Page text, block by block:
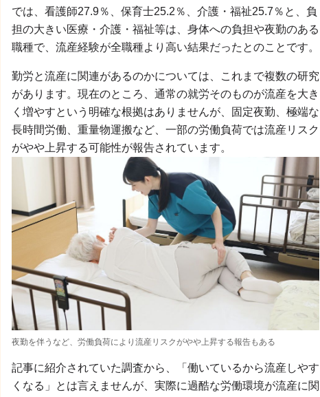
では、看護師27.9％、保育士25.2％、介護・福祉25.7％と、負
担の大きい医療・介護・福祉等は、身体への負担や夜勤のある
職種で、流産経験が全職種より高い結果だったとのことです。
勤労と流産に関連があるのかについては、これまで複数の研究
があります。現在のところ、通常の就労そのものが流産を大き
く増やすという明確な根拠はありませんが、固定夜勤、極端な
長時間労働、重量物運搬など、一部の労働負荷では流産リスク
がやや上昇する可能性が報告されています。
夜勤を伴うなど、労働負荷により流産リスクがやや上昇する報告もある
記事に紹介されていた調査から、「働いているから流産しやす
くなる」とは言えませんが、実際に過酷な労働環境が流産に関